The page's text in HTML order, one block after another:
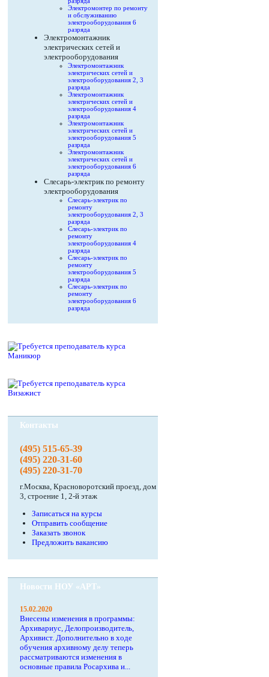
Электромонтер по ремонту
и обслуживанию
электрооборудования 6
разряда
Электромонтажник
электрических сетей и
электрооборудования
Электромонтажник
электрических сетей и
электрооборудования 2, 3
разряда
Электромонтажник
электрических сетей и
электрооборудования 4
разряда
Электромонтажник
электрических сетей и
электрооборудования 5
разряда
Электромонтажник
электрических сетей и
электрооборудования 6
разряда
Слесарь-электрик по ремонту
электрооборудования
Слесарь-электрик по
ремонту
электрооборудования 2, 3
разряда
Слесарь-электрик по
ремонту
электрооборудования 4
разряда
Слесарь-электрик по
ремонту
электрооборудования 5
разряда
Слесарь-электрик по
ремонту
электрооборудования 6
разряда
Контакты
(495) 515-65-39
(495) 220-31-60
(495) 220-31-70
г.Москва, Красноворотский проезд, дом
3, строение 1, 2-й этаж
Записаться на курсы
Отправить сообщение
Заказать звонок
Предложить вакансию
Новости НОУ «АРТ»
15.02.2020
Внесены изменения в программы:
Архивариус, Делопроизводитель,
Архивист. Дополнительно в ходе
обучения архивному делу теперь
рассматриваются изменения в
основные правила Росархива и...